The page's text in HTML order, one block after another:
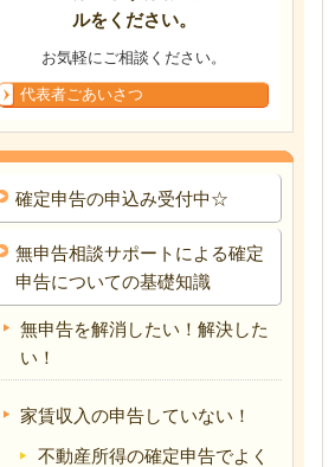
ルをください。
お気軽にご相談ください。
代表者ごあいさつ
確定申告の申込み受付中☆
無申告相談サポートによる確定
申告についての基礎知識
無申告を解消したい！解決した
い！
家賃収入の申告していない！
不動産所得の確定申告でよく